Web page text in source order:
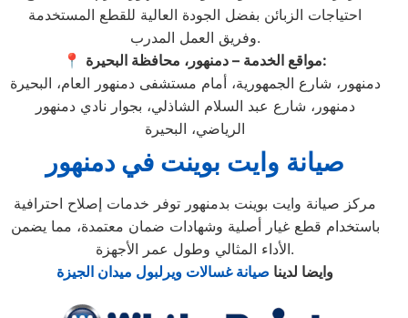
احتياجات الزبائن بفضل الجودة العالية للقطع المستخدمة
وفريق العمل المدرب.
📍
مواقع الخدمة – دمنهور، محافظة البحيرة:
دمنهور، شارع الجمهورية، أمام مستشفى دمنهور العام، البحيرة
دمنهور، شارع عبد السلام الشاذلي، بجوار نادي دمنهور
الرياضي، البحيرة
صيانة وايت بوينت في دمنهور
مركز صيانة وايت بوينت بدمنهور توفر خدمات إصلاح احترافية
باستخدام قطع غيار أصلية وشهادات ضمان معتمدة، مما يضمن
الأداء المثالي وطول عمر الأجهزة.
وايضا لدينا صيانة غسالات ويرلبول ميدان الجيزة